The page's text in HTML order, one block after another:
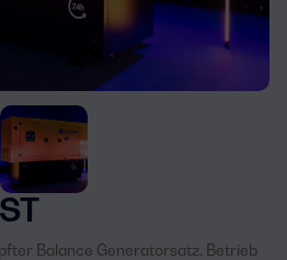
Balance Generatorsatz. Betrieb